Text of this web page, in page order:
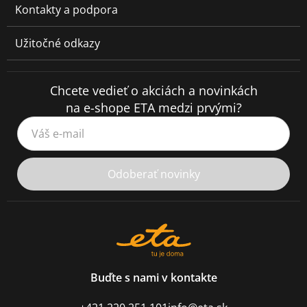
Kontakty a podpora
Užitočné odkazy
Chcete vedieť o akciách a novinkách
na e-shope ETA medzi prvými?
Váš e-mail
Odoberať novinky
Buďte s nami v kontakte